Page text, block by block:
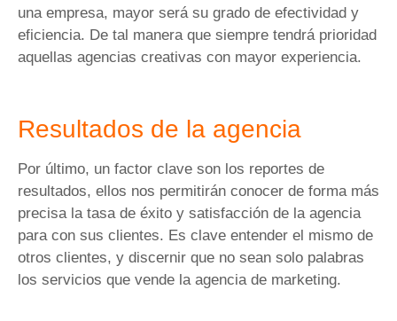
una empresa, mayor será su grado de efectividad y
eficiencia. De tal manera que siempre tendrá prioridad
aquellas agencias creativas con mayor experiencia.
Resultados de la agencia
Por último, un factor clave son los reportes de
resultados, ellos nos permitirán conocer de forma más
precisa la tasa de éxito y satisfacción de la agencia
para con sus clientes. Es clave entender el mismo de
otros clientes, y discernir que no sean solo palabras
los servicios que vende la agencia de marketing.